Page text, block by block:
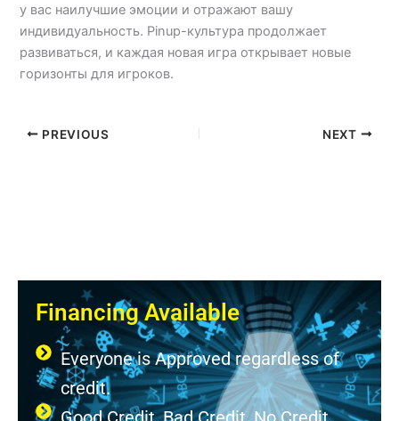
у вас наилучшие эмоции и отражают вашу
индивидуальность. Pinup-культура продолжает
развиваться, и каждая новая игра открывает новые
горизонты для игроков.
PREVIOUS NEXT
Financing Available
Everyone is Approved regardless of
credit.